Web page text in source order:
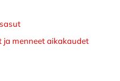
ja menneet aikakaudet